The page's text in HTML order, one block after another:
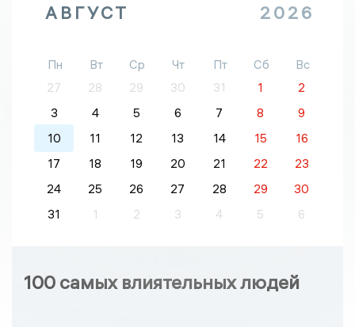
АВГУСТ 2026
Пн Вт Ср Чт Пт Сб
Вс
27
28 29 30 31 1
2
3
4 5 6 7 8
9
10
11 12 13 14 15
16
17
18 19 20 21 22
23
24
25 26 27 28 29
30
31
1 2 3 4 5 6
100 самых влиятельных людей